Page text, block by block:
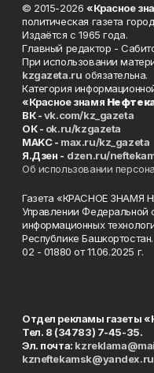
© 2015-2026 «Красное
политическая газета
Издаётся с 1965 года.
Главный редактор -
При использовании
kzgazeta.ru обязательна.
Категория
«Красное знамя
ВК -vk.com/kz_gazeta
ОК - ok.ru/kzgazeta
MAKC - max.ru/kz_gazeta
Я.Дзен - dzen.ru/
Об использовании
Газета «КРАСНОЕ ЗНАМЯ
Управлении Федеральной
информационных
Республике
02 - 01880 от 11.06.2025 г.
Отдел рекламы газеты
Тел. 8 (34783) 7-45-35.
Эл. почта:
kzneftekamsk@yandex.ru